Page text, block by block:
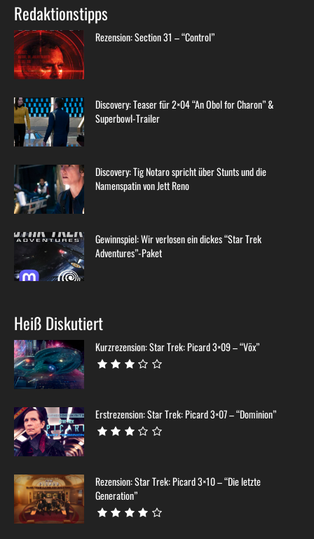
Redaktionstipps
Rezension: Section 31 – “Control”
Discovery: Teaser für 2×04 “An Obol for Charon” &
Superbowl-Trailer
Discovery: Tig Notaro spricht über Stunts und die
Namenspatin von Jett Reno
Gewinnspiel: Wir verlosen ein dickes “Star Trek
Adventures”-Paket
Heiß Diskutiert
Kurzrezension: Star Trek: Picard 3×09 – “Võx”
Erstrezension: Star Trek: Picard 3×07 – “Dominion”
Rezension: Star Trek: Picard 3×10 – “Die letzte
Generation”